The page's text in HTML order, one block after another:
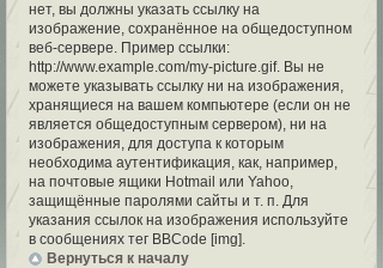
нет, вы должны указать ссылку на
изображение, сохранённое на общедоступном
веб-сервере. Пример ссылки:
http://www.example.com/my-picture.gif. Вы не
можете указывать ссылку ни на изображения,
хранящиеся на вашем компьютере (если он не
является общедоступным сервером), ни на
изображения, для доступа к которым
необходима аутентификация, как, например,
на почтовые ящики Hotmail или Yahoo,
защищённые паролями сайты и т. п. Для
указания ссылок на изображения используйте
в сообщениях тег BBCode [img].
Вернуться к началу